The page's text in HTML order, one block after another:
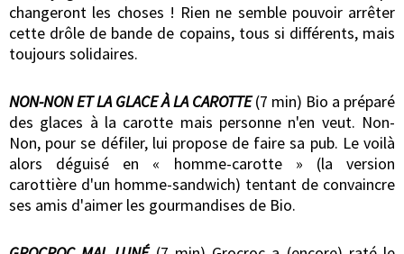
changeront les choses ! Rien ne semble pouvoir arrêter
cette drôle de bande de copains, tous si différents, mais
toujours solidaires.
NON-NON ET LA GLACE À LA CAROTTE(7 min) Bio a préparé
des glaces à la carotte mais personne n'en veut. Non-
Non, pour se défiler, lui propose de faire sa pub. Le voilà
alors déguisé en « homme-carotte » (la version
carottière d'un homme-sandwich) tentant de convaincre
ses amis d'aimer les gourmandises de Bio.